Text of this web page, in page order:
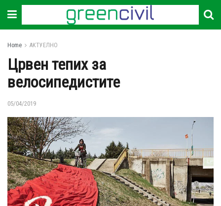
Home АКТУЕЛНО
Црвен тепих за
велосипедистите
05/04/2019